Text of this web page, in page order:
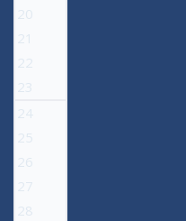
20
21
22
23
24
25
26
27
28